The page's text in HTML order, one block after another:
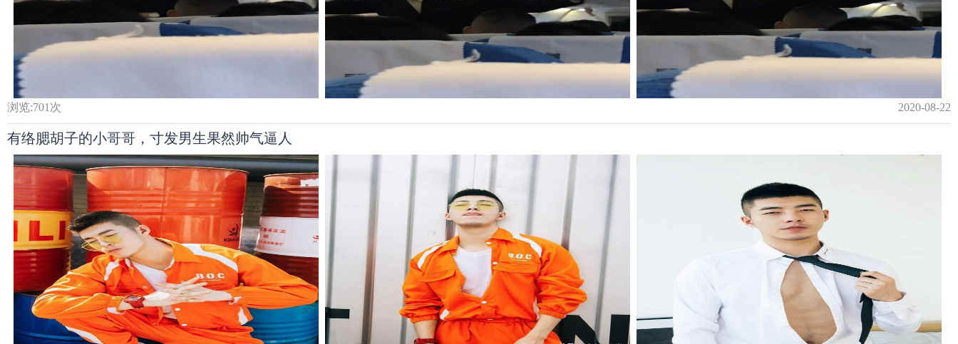
浏览:701 次 2020-08-22
有络腮胡子的小哥哥，寸发男生果然帅气逼人